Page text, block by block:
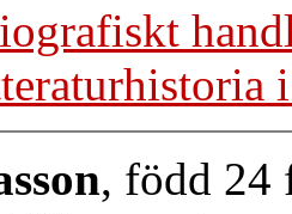
, född 24